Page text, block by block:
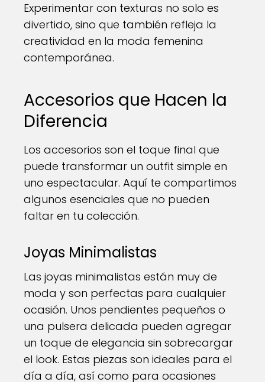
Experimentar con texturas no solo es
divertido, sino que también refleja la
creatividad en la moda femenina
contemporánea.
Accesorios que Hacen la
Diferencia
Los accesorios son el toque final que
puede transformar un outfit simple en
uno espectacular. Aquí te compartimos
algunos esenciales que no pueden
faltar en tu colección.
Joyas Minimalistas
Las joyas minimalistas están muy de
moda y son perfectas para cualquier
ocasión. Unos pendientes pequeños o
una pulsera delicada pueden agregar
un toque de elegancia sin sobrecargar
el look. Estas piezas son ideales para el
día a día, así como para ocasiones